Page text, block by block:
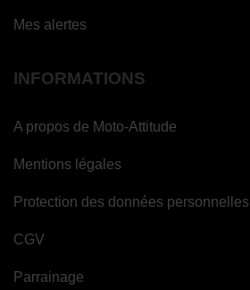
Mes alertes
INFORMATIONS
A propos de Moto-Attitude
Mentions légales
Protection des données personnelles
CGV
Parrainage